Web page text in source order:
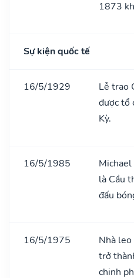
1873
Sự kiện quốc tế
16/5/1929
Lễ trao
được tổ
Kỳ.
16/5/1985
Michael
là Cầu
đấu
16/5/1975
Nhà leo
trở
chinh